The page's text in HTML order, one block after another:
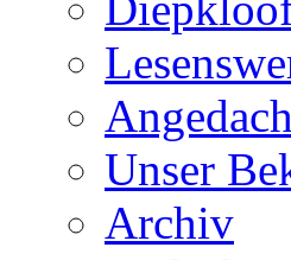
Unser
Archiv